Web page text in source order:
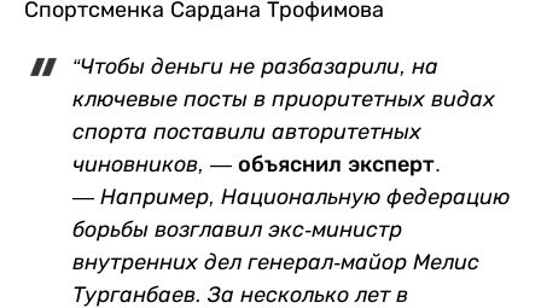
Спортсменка Сардана Трофимова
“Чтобы деньги не разбазарили, на
ключевые посты в приоритетных видах
спорта поставили авторитетных
чиновников, — объяснил эксперт.
— Например, Национальную федерацию
борьбы возглавил экс-министр
внутренних дел генерал-майор Мелис
Турганбаев. За несколько лет в